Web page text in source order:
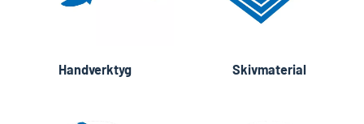
Handverktyg Skivmaterial